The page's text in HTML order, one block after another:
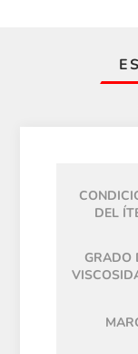
DEL
GRADO